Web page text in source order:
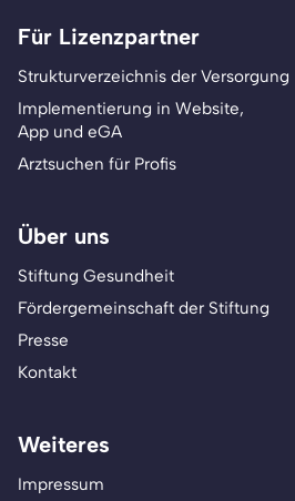
Für Lizenzpartner
Strukturverzeichnis der Versorgung
Implementierung in Website,
App und eGA
Arztsuchen für Profis
Über uns
Stiftung Gesundheit
Fördergemeinschaft der Stiftung
Presse
Kontakt
Weiteres
Impressum